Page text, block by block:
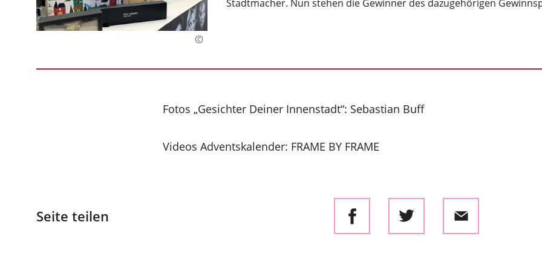
Stadtmacher. Nun stehen die Gewinner des dazugehörigen
Fotos „Gesichter Deiner Innenstadt“: Sebastian Buff
Videos Adventskalender: FRAME BY FRAME
Seite teilen